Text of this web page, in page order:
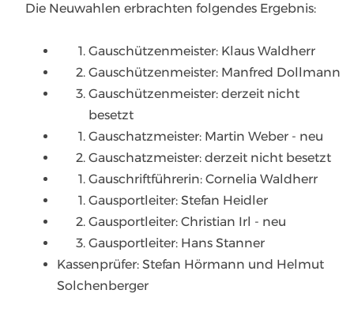
Die Neuwahlen erbrachten folgendes Ergebnis:
Gauschützenmeister: Klaus Waldherr
Gauschützenmeister: Manfred Dollmann
Gauschützenmeister: derzeit nicht
besetzt
Gauschatzmeister: Martin Weber - neu
Gauschatzmeister: derzeit nicht besetzt
Gauschriftführerin: Cornelia Waldherr
Gausportleiter: Stefan Heidler
Gausportleiter: Christian Irl - neu
Gausportleiter: Hans Stanner
Kassenprüfer: Stefan Hörmann und Helmut
Solchenberger